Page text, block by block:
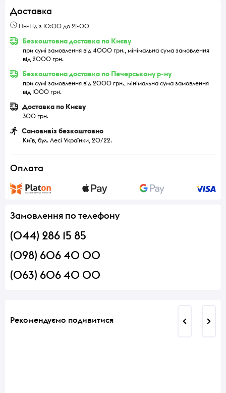
Доставка
Пн-Нд з 10:00 до 21-00
Безкоштовна доставка по Києву
при сумі замовлення від 4000 грн., мінімальна сума замовлення
від 2000 грн.
Безкоштовна доставка по Печерському р-ну
при сумі замовлення від 2000 грн., мінімальна сума замовлення
від 1000 грн.
Доставка по Києву
300 грн.
Самовивіз безкоштовно
Київ, бул. Лесі Українки, 20/22.
Оплата
Замовлення по телефону
(044) 286 15 85
(098) 606 40 00
(063) 606 40 00
Рекомендуємо подивитися